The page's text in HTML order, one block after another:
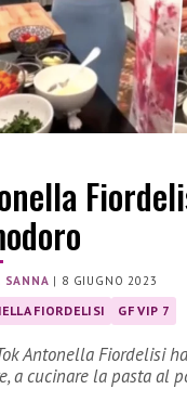
SANNA | 8 GIUGNO 2023
FIORDELISI GF VIP 7
Antonella Fiordelisi
a cucinare la pasta al